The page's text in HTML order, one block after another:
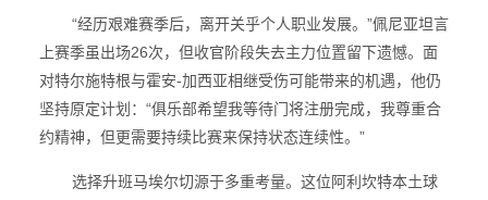
“经历艰难赛季后，离开关乎个人职业发展。”佩尼亚坦言
上赛季虽出场26次，但收官阶段失去主力位置留下遗憾。面
对特尔施特根与霍安-加西亚相继受伤可能带来的机遇，他仍
坚持原定计划：“俱乐部希望我等待门将注册完成，我尊重合
约精神，但更需要持续比赛来保持状态连续性。”
选择升班马埃尔切源于多重考量。这位阿利坎特本土球